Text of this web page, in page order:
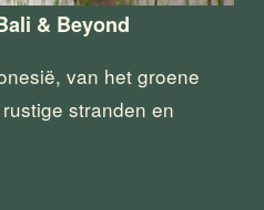
& Beyond
van het groene
stranden en